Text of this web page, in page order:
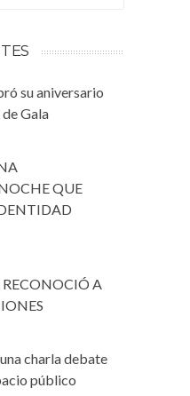
su aniversario
Gala
QUE
RECONOCIÓ A
charla debate
público